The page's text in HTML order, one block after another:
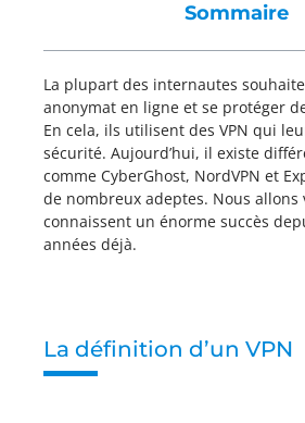
Sommaire
La plupart des internautes
anonymat en ligne et se protéger
En cela, ils utilisent des VPN qui
sécurité. Aujourd’hui, il existe
comme CyberGhost, NordVPN et
de nombreux adeptes. Nous
connaissent un énorme succès
années déjà.
La définition d’un VPN